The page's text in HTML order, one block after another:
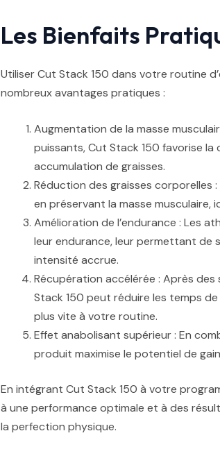
Les Bienfaits
Utiliser Cut Stack 150 dans votre routine
nombreux avantages pratiques :
Augmentation de la masse
puissants, Cut Stack 150 favorise
accumulation de graisses.
Réduction des graisses corporelles
en préservant la masse musculaire,
Amélioration de l’endurance : Les
leur endurance, leur permettant de
intensité accrue.
Récupération accélérée : Après
Stack 150 peut réduire les temps
plus vite à votre routine.
Effet anabolisant supérieur : En
produit maximise le potentiel de
En intégrant Cut Stack 150 à votre
à une performance optimale et à des
la perfection physique.